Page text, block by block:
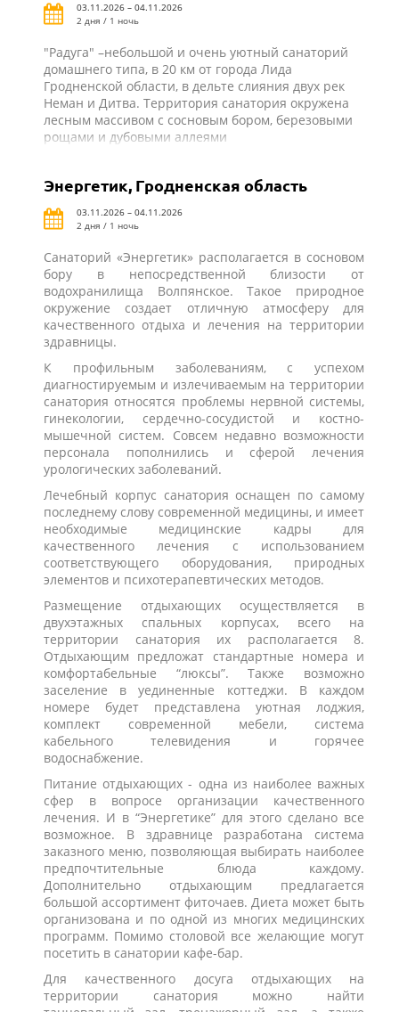
03.11.2026 – 04.11.2026
2 дня / 1 ночь
"Радуга" –небольшой и очень уютный санаторий
домашнего типа, в 20 км от города Лида
Гродненской области, в дельте слияния двух рек
Неман и Дитва. Территория санатория окружена
лесным массивом с сосновым бором, березовыми
рощами и дубовыми аллеями
Энергетик, Гродненская область
03.11.2026 – 04.11.2026
2 дня / 1 ночь
Санаторий «Энергетик» располагается в сосновом
бору в непосредственной близости от
водохранилища Волпянское. Такое природное
окружение создает отличную атмосферу для
качественного отдыха и лечения на территории
здравницы.
К профильным заболеваниям, с успехом
диагностируемым и излечиваемым на территории
санатория относятся проблемы нервной системы,
гинекологии, сердечно-сосудистой и костно-
мышечной систем. Совсем недавно возможности
персонала пополнились и сферой лечения
урологических заболеваний.
Лечебный корпус санатория оснащен по самому
последнему слову современной медицины, и имеет
необходимые медицинские кадры для
качественного лечения с использованием
соответствующего оборудования, природных
элементов и психотерапевтических методов.
Размещение отдыхающих осуществляется в
двухэтажных спальных корпусах, всего на
территории санатория их располагается 8.
Отдыхающим предложат стандартные номера и
комфортабельные “люксы”. Также возможно
заселение в уединенные коттеджи. В каждом
номере будет представлена уютная лоджия,
комплект современной мебели, система
кабельного телевидения и горячее
водоснабжение.
Питание отдыхающих - одна из наиболее важных
сфер в вопросе организации качественного
лечения. И в “Энергетике” для этого сделано все
возможное. В здравнице разработана система
заказного меню, позволяющая выбирать наиболее
предпочтительные блюда каждому.
Дополнительно отдыхающим предлагается
большой ассортимент фиточаев. Диета может быть
организована и по одной из многих медицинских
программ. Помимо столовой все желающие могут
посетить в санатории кафе-бар.
Для качественного досуга отдыхающих на
территории санатория можно найти